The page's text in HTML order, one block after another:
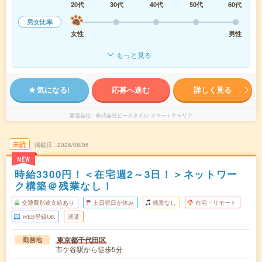
20代
30代 40代 50代
60代
男女比率
女性
男性
もっと見る
気になる! 応募へ進む 詳しく見る
派遣会社 株式会社ビースタイル スマートキャリア
未読
NEW
掲載日 2026/08/06
時給3300円！＜在宅週2～3日！＞ネットワー
ク構築＠残業なし！
交通費別途支給あり 土日祝日が休み 残業なし 在宅・リモート
WEB登録OK 派遣
勤務地 東京都千代田区
市ケ谷駅から徒歩5分